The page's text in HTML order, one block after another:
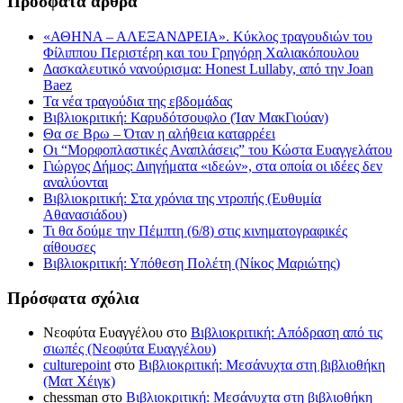
«ΑΘΗΝΑ – ΑΛΕΞΑΝΔΡΕΙΑ». Κύκλος τραγουδιών του
Φίλιππου Περιστέρη και του Γρηγόρη Χαλιακόπουλου
Δασκαλευτικό νανούρισμα: Honest Lullaby, από την Joan
Baez
Τα νέα τραγούδια της εβδομάδας
Βιβλιοκριτική: Καρυδότσουφλο (Ίαν ΜακΓιούαν)
Θα σε Βρω – Όταν η αλήθεια καταρρέει
Οι “Μορφοπλαστικές Αναπλάσεις” του Κώστα Ευαγγελάτου
Γιώργος Δήμος: Διηγήματα «ιδεών», στα οποία οι ιδέες δεν
αναλύονται
Βιβλιοκριτική: Στα χρόνια της ντροπής (Ευθυμία
Αθανασιάδου)
Τι θα δούμε την Πέμπτη (6/8) στις κινηματογραφικές
αίθουσες
Βιβλιοκριτική: Υπόθεση Πολέτη (Νίκος Μαριώτης)
Πρόσφατα σχόλια
Νεοφύτα Ευαγγέλου στο Βιβλιοκριτική: Απόδραση από τις
σιωπές (Νεοφύτα Ευαγγέλου)
culturepointστο Βιβλιοκριτική: Μεσάνυχτα στη βιβλιοθήκη
(Ματ Χέιγκ)
chessman στο Βιβλιοκριτική: Μεσάνυχτα στη βιβλιοθήκη